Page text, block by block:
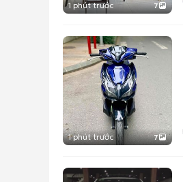
1 phút trước 7
1 phút trước 7